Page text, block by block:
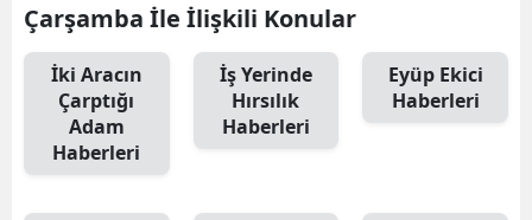
Çarşamba İle İlişkili Konular
İki Aracın
Çarptığı
Adam
Haberleri
İş Yerinde
Hırsılık
Haberleri
Eyüp Ekici
Haberleri